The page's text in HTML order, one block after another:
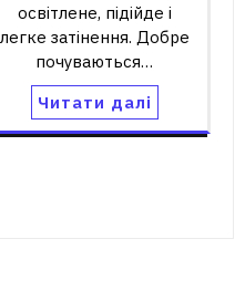
освітлене, підійде і
легке затінення. Добре
почуваються…
Читати далі